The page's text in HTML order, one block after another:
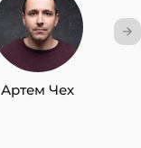
Артем Чех